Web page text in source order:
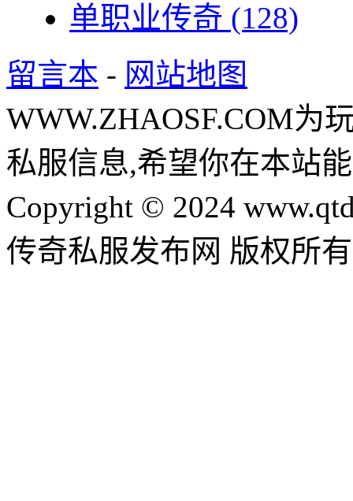
单职业传奇 (128)
留言本 - 网站地图
WWW.ZHAOSF.COM为
私服信息,希望你在本站
Copyright © 2024
传奇私服发布网 版权所有